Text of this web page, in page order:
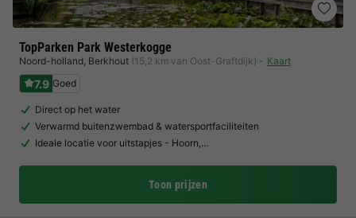
TopParken Park Westerkogge
Noord-holland, Berkhout (15,2 km van Oost-Graftdijk) Kaart
7.9 Goed
Direct op het water
Verwarmd buitenzwembad & watersportfaciliteiten
Ideale locatie voor uitstapjes - Hoorn,…
Toon prijzen